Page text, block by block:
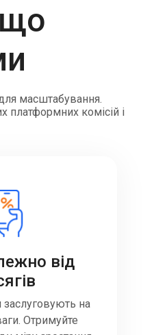
масштабування.
платформних комісій і
від
заслуговують на
Отримуйте